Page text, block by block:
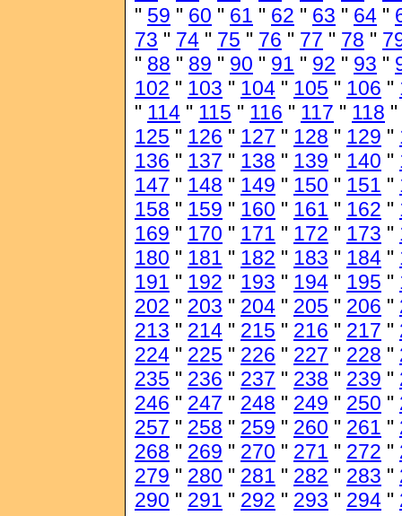
" 59 " 60 " 61 " 62 " 63 " 64 "
73 " 74 " 75 " 76 " 77 " 78 "
" 88 " 89 " 90 " 91 " 92 " 93 "
102 " 103 " 104 " 105 " 106 "
" 114 " 115 " 116 " 117 " 118 "
125 " 126 " 127 " 128 " 129 "
136 " 137 " 138 " 139 " 140 "
147 " 148 " 149 " 150 " 151 "
158 " 159 " 160 " 161 " 162 "
169 " 170 " 171 " 172 " 173 "
180 " 181 " 182 " 183 " 184 "
191 " 192 " 193 " 194 " 195 "
202 " 203 " 204 " 205 " 206 "
213 " 214 " 215 " 216 " 217 "
224 " 225 " 226 " 227 " 228 "
235 " 236 " 237 " 238 " 239 "
246 " 247 " 248 " 249 " 250 "
257 " 258 " 259 " 260 " 261 "
268 " 269 " 270 " 271 " 272 "
279 " 280 " 281 " 282 " 283 "
290 " 291 " 292 " 293 " 294 "